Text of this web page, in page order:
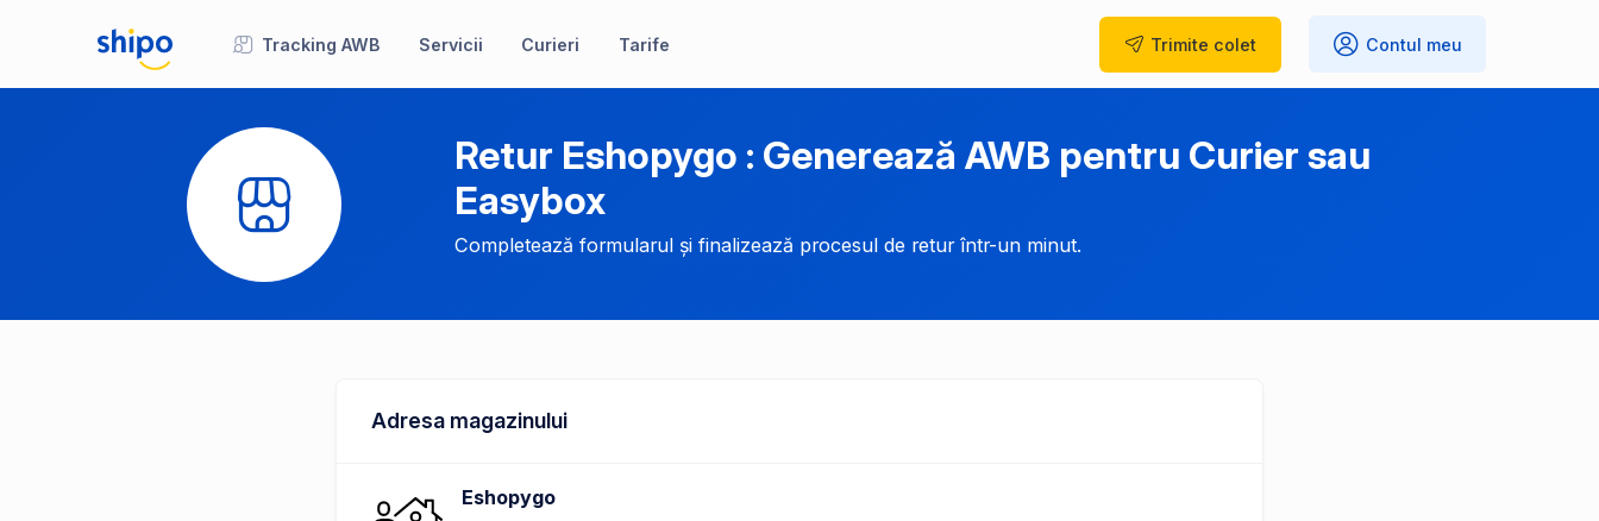
Tracking AWB Servicii Curieri Tarife Trimite colet Contul meu
Retur Eshopygo : Generează AWB pentru Curier sau
Easybox
Completează formularul și finalizează procesul de retur într-un minut.
Adresa magazinului
Eshopygo